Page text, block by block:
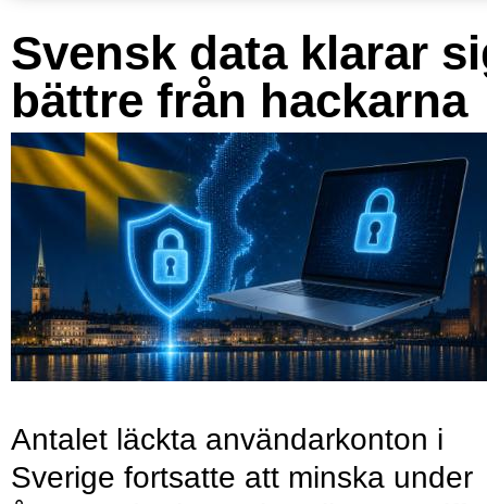
Svensk data klarar
bättre från hackarna
Antalet läckta användarkonton i
Sverige fortsatte att minska under